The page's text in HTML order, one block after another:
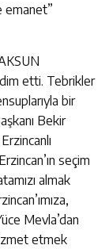
emanet”
etti. Tebrikler
bir
Bekir
seçim
almak
Mevla’dan
etmek